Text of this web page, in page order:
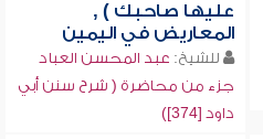
عليها صاحبك ) ,
المعاريض في اليمين
للشيخ: عبد المحسن العباد
جزء من محاضرة ( شرح سنن أبي
داود [374])